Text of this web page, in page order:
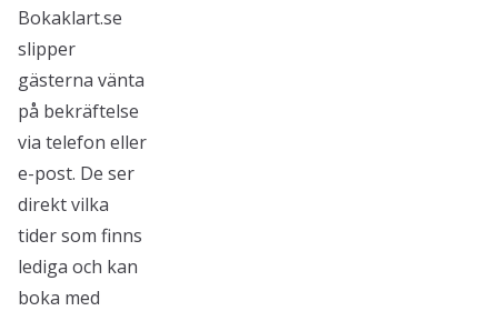
Bokaklart.se
slipper
gästerna vänta
på bekräftelse
via telefon eller
e-post. De ser
direkt vilka
tider som finns
lediga och kan
boka med